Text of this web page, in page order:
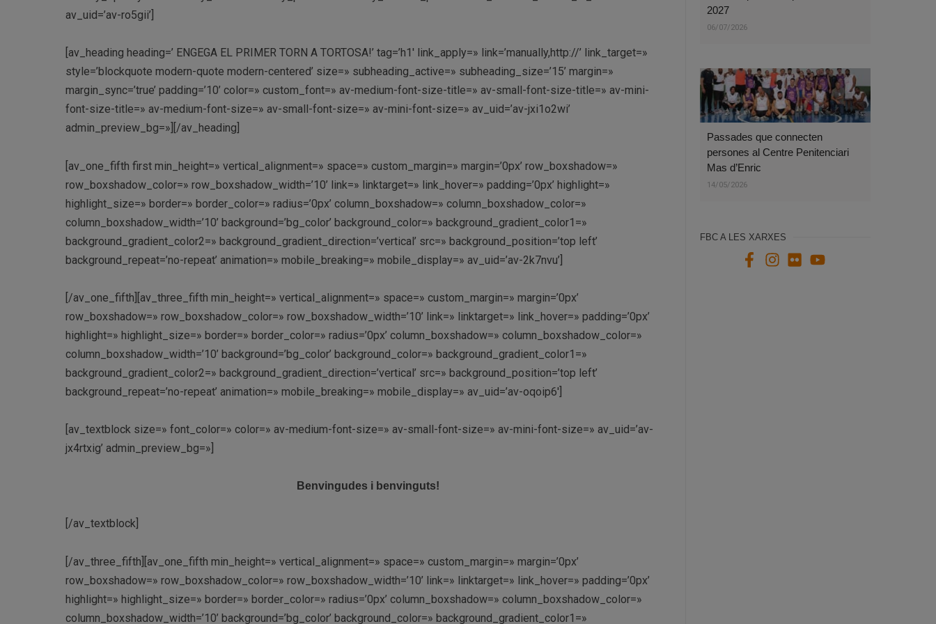
av_uid=’av-ro5gii’]
[av_heading heading=’ ENGEGA EL PRIMER TORN A TORTOSA!’ tag=’h1′ link_apply=» link=’manually,http://’ link_target=»
style=’blockquote modern-quote modern-centered’ size=» subheading_active=» subheading_size=’15’ margin=»
margin_sync=’true’ padding=’10’ color=» custom_font=» av-medium-font-size-title=» av-small-font-size-title=» av-mini-
font-size-title=» av-medium-font-size=» av-small-font-size=» av-mini-font-size=» av_uid=’av-jxi1o2wi’
admin_preview_bg=»][/av_heading]
[av_one_fifth first min_height=» vertical_alignment=» space=» custom_margin=» margin=’0px’ row_boxshadow=»
row_boxshadow_color=» row_boxshadow_width=’10’ link=» linktarget=» link_hover=» padding=’0px’ highlight=»
highlight_size=» border=» border_color=» radius=’0px’ column_boxshadow=» column_boxshadow_color=»
column_boxshadow_width=’10’ background=’bg_color’ background_color=» background_gradient_color1=»
background_gradient_color2=» background_gradient_direction=’vertical’ src=» background_position=’top left’
background_repeat=’no-repeat’ animation=» mobile_breaking=» mobile_display=» av_uid=’av-2k7nvu’]
[/av_one_fifth][av_three_fifth min_height=» vertical_alignment=» space=» custom_margin=» margin=’0px’
row_boxshadow=» row_boxshadow_color=» row_boxshadow_width=’10’ link=» linktarget=» link_hover=» padding=’0px’
highlight=» highlight_size=» border=» border_color=» radius=’0px’ column_boxshadow=» column_boxshadow_color=»
column_boxshadow_width=’10’ background=’bg_color’ background_color=» background_gradient_color1=»
background_gradient_color2=» background_gradient_direction=’vertical’ src=» background_position=’top left’
background_repeat=’no-repeat’ animation=» mobile_breaking=» mobile_display=» av_uid=’av-oqoip6′]
[av_textblock size=» font_color=» color=» av-medium-font-size=» av-small-font-size=» av-mini-font-size=» av_uid=’av-
jx4rtxig’ admin_preview_bg=»]
Benvingudes i benvinguts!
[/av_textblock]
[/av_three_fifth][av_one_fifth min_height=» vertical_alignment=» space=» custom_margin=» margin=’0px’
row_boxshadow=» row_boxshadow_color=» row_boxshadow_width=’10’ link=» linktarget=» link_hover=» padding=’0px’
highlight=» highlight_size=» border=» border_color=» radius=’0px’ column_boxshadow=» column_boxshadow_color=»
column_boxshadow_width=’10’ background=’bg_color’ background_color=» background_gradient_color1=»
2027
06/07/2026
Passades que connecten
persones al Centre Penitenciari
Mas d’Enric
14/05/2026
FBC A LES XARXES